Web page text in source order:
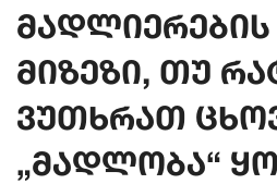
მადლიერების
მიზეზი, თუ
ვუთხრათ
„მადლობა“